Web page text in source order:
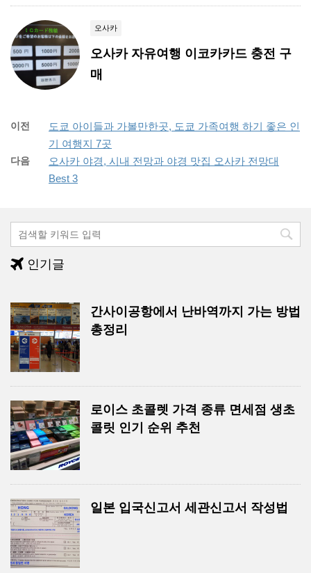
오사카
오사카 자유여행 이코카카드 충전 구
매
이전
도쿄 아이들과 가볼만한곳, 도쿄 가족여행 하기 좋은 인
기 여행지 7곳
다음
오사카 야경, 시내 전망과 야경 맛집 오사카 전망대
Best 3
인기글
간사이공항에서 난바역까지 가는 방법
총정리
로이스 초콜렛 가격 종류 면세점 생초
콜릿 인기 순위 추천
일본 입국신고서 세관신고서 작성법